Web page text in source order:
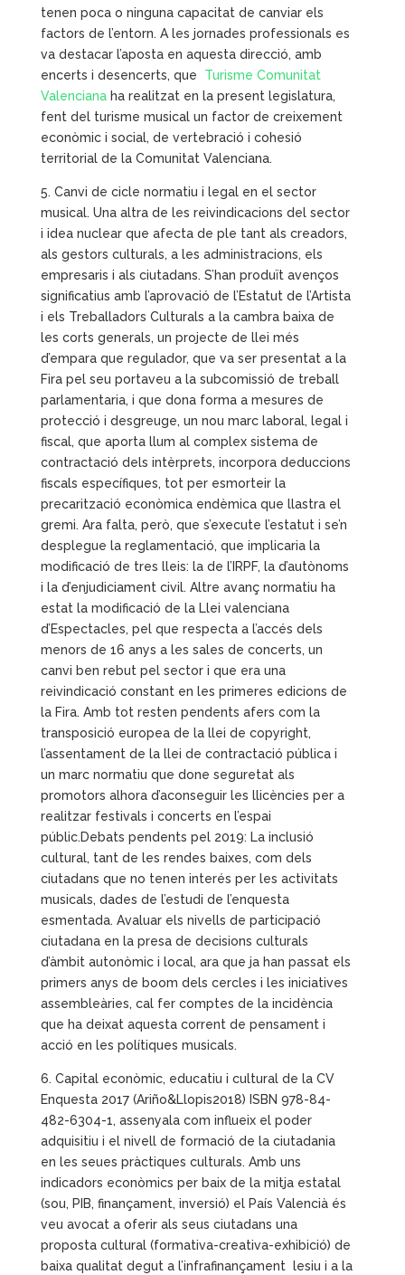
tenen poca o ninguna capacitat de canviar els
factors de l’entorn. A les jornades professionals es
va destacar l’aposta en aquesta direcció, amb
encerts i desencerts, que
Turisme Comunitat
Valenciana ha realitzat en la present legislatura,
fent del turisme musical un factor de creixement
econòmic i social, de vertebració i cohesió
territorial de la Comunitat Valenciana.
5. Canvi de cicle normatiu i legal en el sector
musical. Una altra de les reivindicacions del sector
i idea nuclear que afecta de ple tant als creadors,
als gestors culturals, a les administracions, els
empresaris i als ciutadans. S’han produït avenços
significatius amb l’aprovació de l’Estatut de l’Artista
i els Treballadors Culturals a la cambra baixa de
les corts generals, un projecte de llei més
d’empara que regulador, que va ser presentat a la
Fira pel seu portaveu a la subcomissió de treball
parlamentaria, i que dona forma a mesures de
protecció i desgreuge, un nou marc laboral, legal i
fiscal, que aporta llum al complex sistema de
contractació dels intèrprets, incorpora deduccions
fiscals específiques, tot per esmorteir la
precarització econòmica endèmica que llastra el
gremi. Ara falta, però, que s’execute l’estatut i se’n
desplegue la reglamentació, que implicaria la
modificació de tres lleis: la de l’IRPF, la d’autònoms
i la d’enjudiciament civil. Altre avanç normatiu ha
estat la modificació de la Llei valenciana
d’Espectacles, pel que respecta a l’accés dels
menors de 16 anys a les sales de concerts, un
canvi ben rebut pel sector i que era una
reivindicació constant en les primeres edicions de
la Fira. Amb tot resten pendents afers com la
transposició europea de la llei de copyright,
l’assentament de la llei de contractació pública i
un marc normatiu que done seguretat als
promotors alhora d’aconseguir les llicències per a
realitzar festivals i concerts en l’espai
públic.Debats pendents pel 2019: La inclusió
cultural, tant de les rendes baixes, com dels
ciutadans que no tenen interés per les activitats
musicals, dades de l’estudi de l’enquesta
esmentada. Avaluar els nivells de participació
ciutadana en la presa de decisions culturals
d’àmbit autonòmic i local, ara que ja han passat els
primers anys de boom dels cercles i les iniciatives
assembleàries, cal fer comptes de la incidència
que ha deixat aquesta corrent de pensament i
acció en les polítiques musicals.
6. Capital econòmic, educatiu i cultural de la CV
Enquesta 2017 (Ariño&Llopis2018) ISBN 978-84-
482-6304-1, assenyala com influeix el poder
adquisitiu i el nivell de formació de la ciutadania
en les seues pràctiques culturals. Amb uns
indicadors econòmics per baix de la mitja estatal
(sou, PIB, finançament, inversió) el País Valencià és
veu avocat a oferir als seus ciutadans una
proposta cultural (formativa-creativa-exhibició) de
baixa qualitat degut a l’infrafinançament lesiu i a la